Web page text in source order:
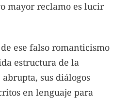
mayor reclamo es lucir
ese falso romanticismo
estructura de la
sus diálogos
en lenguaje para